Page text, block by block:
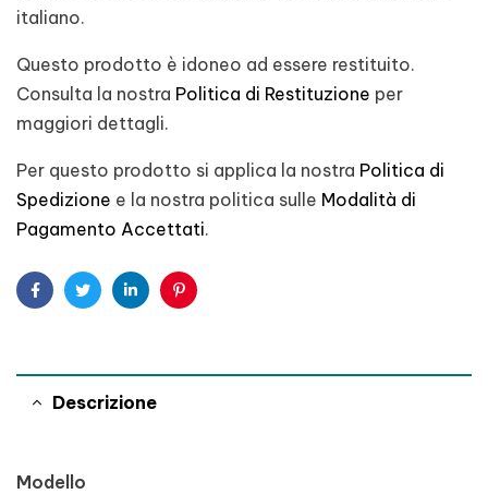
italiano.
Questo prodotto è idoneo ad essere restituito.
Consulta la nostra Politica di Restituzione per
maggiori dettagli.
Per questo prodotto si applica la nostra Politica di
Spedizione e la nostra politica sulle Modalità di
Pagamento Accettati.
FacebookTwitterLinkedinPinterest
Descrizione
Modello